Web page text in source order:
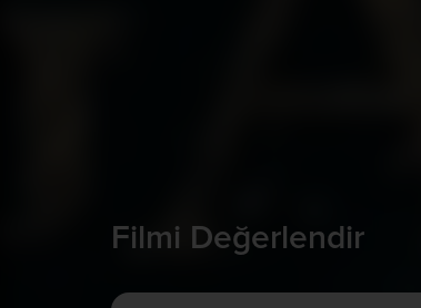
Filmi Değerlendir